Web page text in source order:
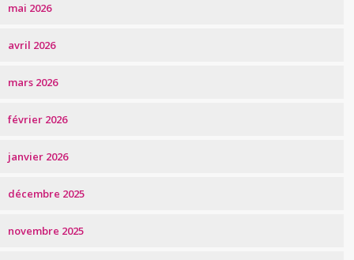
mai 2026
avril 2026
mars 2026
février 2026
janvier 2026
décembre 2025
novembre 2025